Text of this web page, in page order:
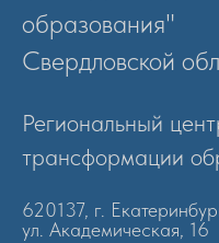
образования"
Свердловской
Региональный
трансформации
620137, г.
ул. Академическая, 16